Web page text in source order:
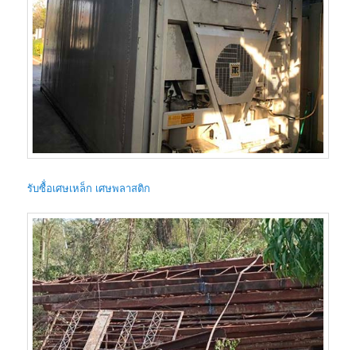
รับซื้่อเศษเหล็ก เศษพลาสติก